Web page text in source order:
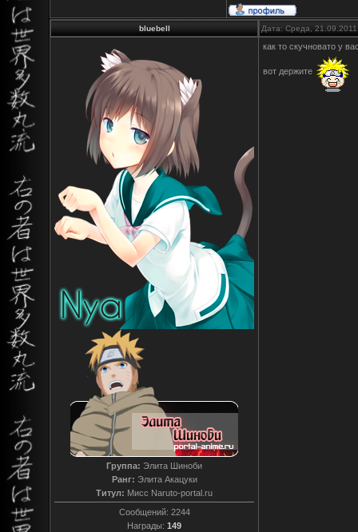
bluebell Дата: Среда,
Группа: Элита Шиноби
Ранг: Элита Акацуки
Титул: Мисс Naruto-portal.ru
Сообщений: 2244
Награды: 149
как то скучновато у
вот держите